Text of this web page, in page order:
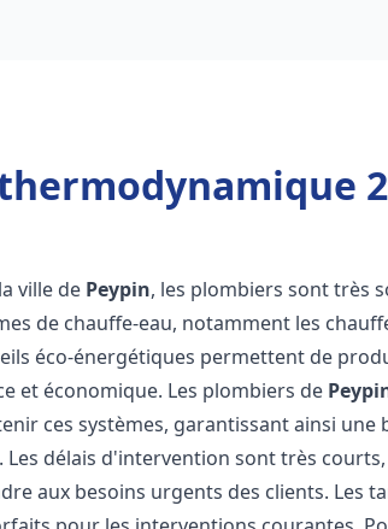
ville de Peypin, les plombiers sont très
de chauffe-eau, notamment les
éco-énergétiques permettent de
et économique. Les plombiers de
ces systèmes, garantissant ainsi
Les délais d'intervention sont très
aux besoins urgents des clients. Les